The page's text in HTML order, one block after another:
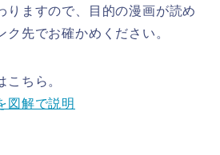
りますので、目的の漫画が読め
ク先でお確かめください。
こちら。
図解で説明